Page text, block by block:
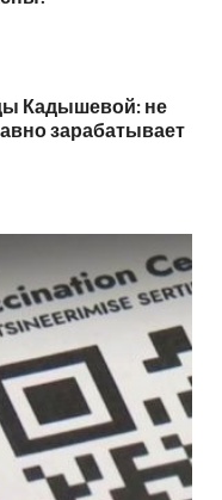
Кадышевой: не
зарабатывает